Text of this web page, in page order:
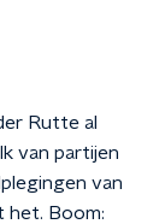
Rutte al
van partijen
van
het. Boom: